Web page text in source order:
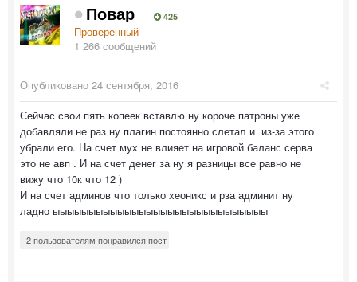
Повар 425
Проверенный
1 266 сообщений
Опубликовано 24 сентября, 2016
Сейчас свои пять копеек вставлю ну короче патроны уже
добавляли не раз ну плагин постоянно слетал и из-за этого
убрали его. На счет мух не влияет на игровой баланс серва
это не авп . И на счет денег за ну я разницы все равно не
вижу что 10к что 12 )
И на счет админов что только хеоникс и рза админит ну
ладно ыыыыыыыыыыыыыыыыыыыыыыыыыыыыыы
2 пользователям понравился пост